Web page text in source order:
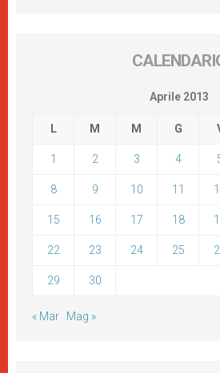
Aprile 2013
L M M G
1 2 3 4
8 9 10 11
15 16 17 18
22 23 24 25
29 30
« Mar Mag »